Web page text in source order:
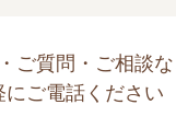
ご質問・ご相談
にご電話ください